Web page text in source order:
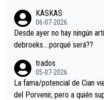
eta, a ver si por querer
ción de podio UAE y Pojacar
KASKAS
06-07-2026
Desde ayer no hay ningún
debroeks….porqué será??
trados
05-07-2026
La fama/potencial de Cian
del Porvenir, pero a quién